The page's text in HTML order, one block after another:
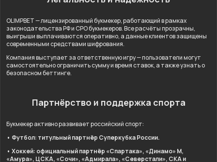
OLIMPBET — лицензированный букмекер, работающий в рамках
законодательства РФ и СРО букмекеров. Все расчёты прозрачны,
выигрыши выплачиваются оперативно, а данные клиентов защищены
современными средствами шифрования.
Компания выступает за ответственную игру — пользователи могут
самостоятельно ограничить сумму и время ставок, а также узнать о
безопасном беттинге.
Партнёрство и поддержка спорта
Букмекер активно развивает российский спорт:
• Футбол: титульный партнёр Суперкубка России.
• Хоккей: официальный партнёр «Спартака», «Динамо» М,
«Амура», ЦСКА, «Сочи», «Адмирала», «Северстали», СКА и